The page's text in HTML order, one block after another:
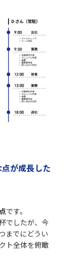
が成長した
です。
でしたが、今
までにどうい
ト全体を俯瞰